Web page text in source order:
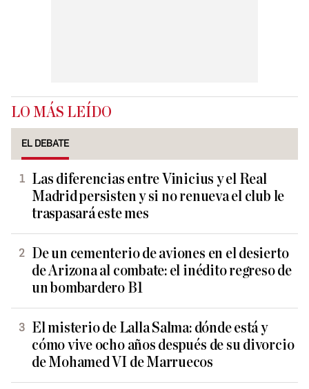
LO MÁS LEÍDO
EL DEBATE
Las diferencias entre Vinicius y el Real
Madrid persisten y si no renueva el club le
traspasará este mes
De un cementerio de aviones en el desierto
de Arizona al combate: el inédito regreso de
un bombardero B1
El misterio de Lalla Salma: dónde está y
cómo vive ocho años después de su divorcio
de Mohamed VI de Marruecos